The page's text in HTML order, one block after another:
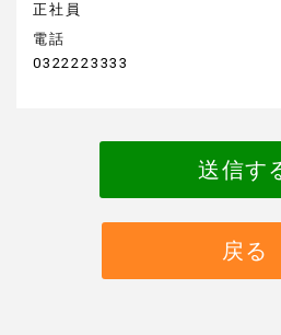
正社員
電話
0322223333
送信す
戻る